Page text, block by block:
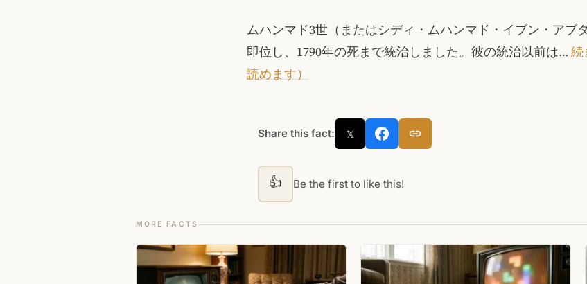
ムハンマド3世（またはシディ・ムハンマド・イブン・アブ
即位し、1790年の死まで統治しました。彼の統治以前は… 続
読めます）
Share this fact: 𝕏
👍 Be the first to like this!
MORE FACTS